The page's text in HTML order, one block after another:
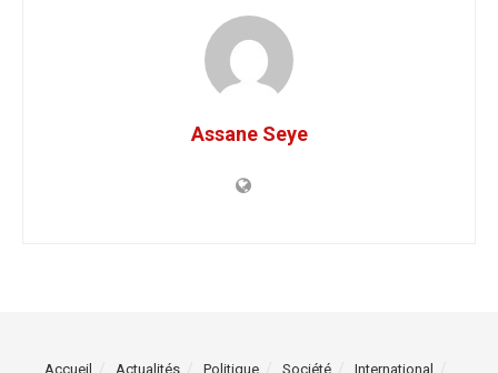
Assane Seye
Accueil Actualités Politique Société International